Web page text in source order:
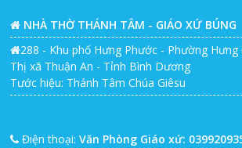
NHÀ THỜ THÁNH TÂM - GIÁO XỨ BÚNG
288 - Khu phố Hưng Phước - Phường Hưng
Thị xã Thuận An - Tỉnh Bình Dương
Tước hiệu: Thánh Tâm Chúa Giêsu
Điện thoại:Văn Phòng Giáo xứ: